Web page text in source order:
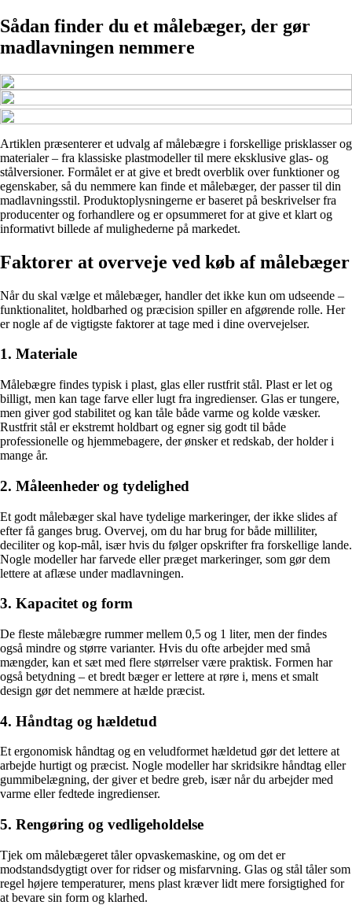
Sådan finder du et målebæger, der gør
madlavningen nemmere
Artiklen præsenterer et udvalg af målebægre i forskellige prisklasser og
materialer – fra klassiske plastmodeller til mere eksklusive glas- og
stålversioner. Formålet er at give et bredt overblik over funktioner og
egenskaber, så du nemmere kan finde et målebæger, der passer til din
madlavningsstil. Produktoplysningerne er baseret på beskrivelser fra
producenter og forhandlere og er opsummeret for at give et klart og
informativt billede af mulighederne på markedet.
Faktorer at overveje ved køb af målebæger
Når du skal vælge et målebæger, handler det ikke kun om udseende –
funktionalitet, holdbarhed og præcision spiller en afgørende rolle. Her
er nogle af de vigtigste faktorer at tage med i dine overvejelser.
1. Materiale
Målebægre findes typisk i plast, glas eller rustfrit stål. Plast er let og
billigt, men kan tage farve eller lugt fra ingredienser. Glas er tungere,
men giver god stabilitet og kan tåle både varme og kolde væsker.
Rustfrit stål er ekstremt holdbart og egner sig godt til både
professionelle og hjemmebagere, der ønsker et redskab, der holder i
mange år.
2. Måleenheder og tydelighed
Et godt målebæger skal have tydelige markeringer, der ikke slides af
efter få ganges brug. Overvej, om du har brug for både milliliter,
deciliter og kop-mål, især hvis du følger opskrifter fra forskellige lande.
Nogle modeller har farvede eller præget markeringer, som gør dem
lettere at aflæse under madlavningen.
3. Kapacitet og form
De fleste målebægre rummer mellem 0,5 og 1 liter, men der findes
også mindre og større varianter. Hvis du ofte arbejder med små
mængder, kan et sæt med flere størrelser være praktisk. Formen har
også betydning – et bredt bæger er lettere at røre i, mens et smalt
design gør det nemmere at hælde præcist.
4. Håndtag og hældetud
Et ergonomisk håndtag og en veludformet hældetud gør det lettere at
arbejde hurtigt og præcist. Nogle modeller har skridsikre håndtag eller
gummibelægning, der giver et bedre greb, især når du arbejder med
varme eller fedtede ingredienser.
5. Rengøring og vedligeholdelse
Tjek om målebægeret tåler opvaskemaskine, og om det er
modstandsdygtigt over for ridser og misfarvning. Glas og stål tåler som
regel højere temperaturer, mens plast kræver lidt mere forsigtighed for
at bevare sin form og klarhed.